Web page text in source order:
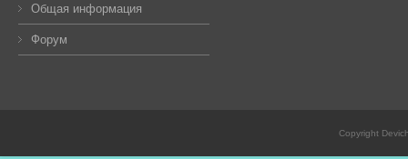
Общая информация
Форум
Copyright